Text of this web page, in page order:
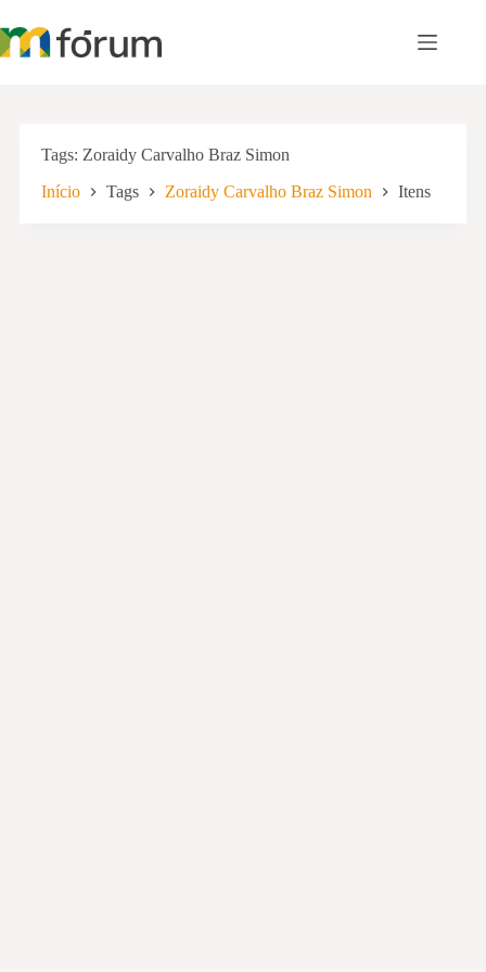
para
o
Tags Zoraidy Carvalho Braz Simon
Início Tags Zoraidy Carvalho Braz Simon Itens